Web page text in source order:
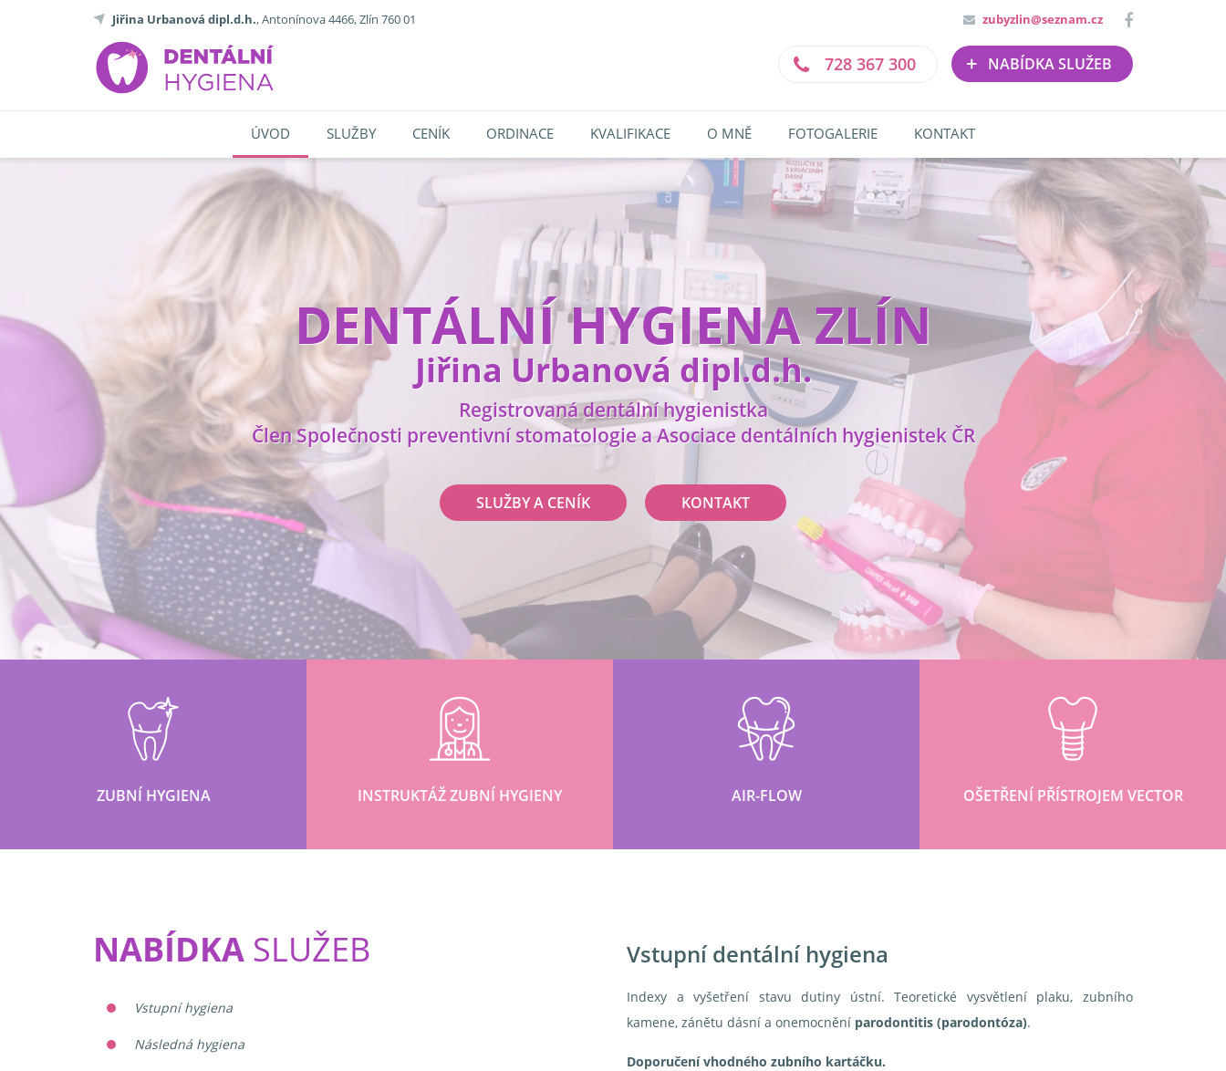
Jiřina Urbanová dipl.d.h., Antonínova 4466, Zlín 760 01 zubyzlin@seznam.cz
+ NABÍDKA SLUŽEB
728 367 300
ÚVOD SLUŽBY CENÍK ORDINACE KVALIFIKACE O MNĚ FOTOGALERIE KONTAKT
DENTÁLNÍ HYGIENA ZLÍN
Jiřina Urbanová dipl.d.h.
Registrovaná dentální hygienistka
Člen Společnosti preventivní stomatologie a Asociace dentálních hygienistek ČR
SLUŽBY A CENÍK KONTAKT
ZUBNÍ HYGIENA INSTRUKTÁŽ ZUBNÍ HYGIENY AIR-FLOW OŠETŘENÍ PŘÍSTROJEM VECTOR
NABÍDKA SLUŽEB
Vstupní hygiena
Následná hygiena
Vstupní dentální hygiena
Indexy a vyšetření stavu dutiny ústní. Teoretické vysvětlení plaku, zubního
kamene, zánětu dásní a onemocnění parodontitis (parodontóza).
Doporučení vhodného zubního kartáčku.